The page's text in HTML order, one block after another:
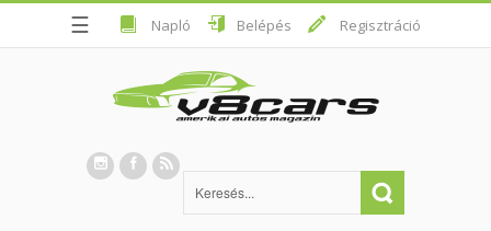
☰ Napló Belépés Regisztráció